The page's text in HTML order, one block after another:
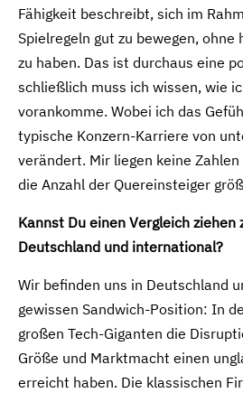
Fähigkeit beschreibt, sich im
Spielregeln gut zu bewegen, ohne
zu haben. Das ist durchaus eine
schließlich muss ich wissen, wie
vorankomme. Wobei ich das
typische Konzern-Karriere von
verändert. Mir liegen keine
die Anzahl der Quereinsteiger
Kannst Du einen Vergleich
Deutschland und international?
Wir befinden uns in Deutschland
gewissen Sandwich-Position: In
großen Tech-Giganten die
Größe und Marktmacht einen
erreicht haben. Die klassischen